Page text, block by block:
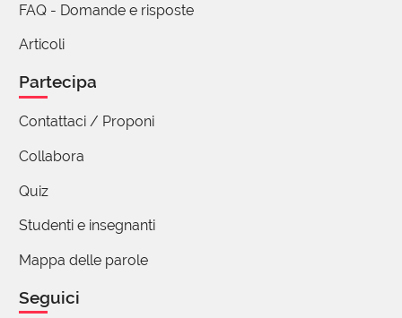
FAQ - Domande e risposte
Articoli
Partecipa
Contattaci / Proponi
Collabora
Quiz
Studenti e insegnanti
Mappa delle parole
Seguici